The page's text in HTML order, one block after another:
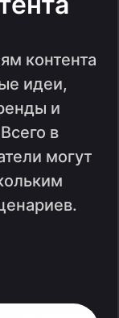
контента
идеи,
и
в
могут